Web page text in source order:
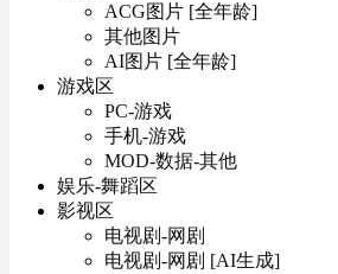
ACG图片 [全年龄]
其他图片
AI图片 [全年龄]
游戏区
PC-游戏
手机-游戏
MOD-数据-其他
娱乐-舞蹈区
影视区
电视剧-网剧
电视剧-网剧 [AI生成]